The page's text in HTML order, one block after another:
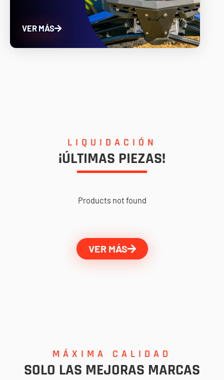
VER MÁS
LIQUIDACIÓN
¡ÚLTIMAS PIEZAS!
Products not found
VER MÁS
MÁXIMA CALIDAD
SOLO LAS MEJORAS MARCAS